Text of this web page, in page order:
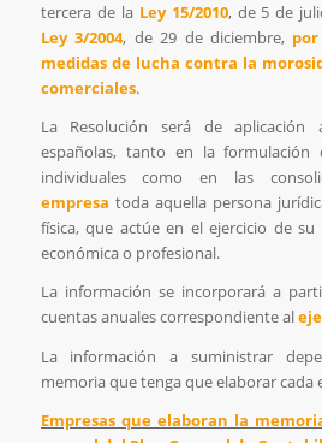
tercera de la Ley 15/2010, de 5 de
Ley 3/2004, de 29 de diciembre,
medidas de lucha contra la
comerciales.
La Resolución será de aplicación
españolas, tanto en la formulación
individuales como en las
empresa toda aquella persona
física, que actúe en el ejercicio de
económica o profesional.
La información se incorporará a
cuentas anuales correspondiente al
La información a suministrar
memoria que tenga que elaborar cada
Empresas que elaboran la